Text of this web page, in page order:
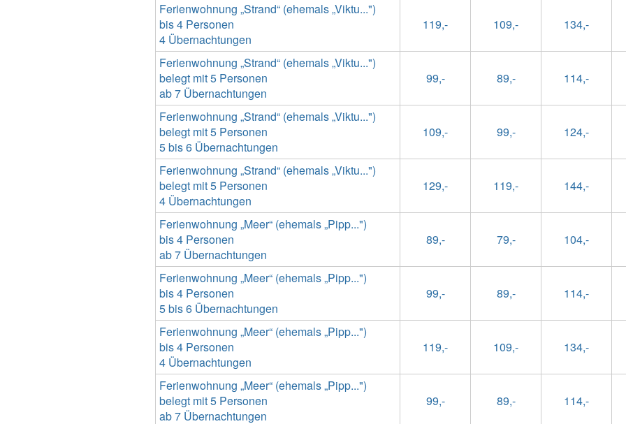
Ferienwohnung „Strand“ (ehemals „Viktu...")
bis 4 Personen
4 Übernachtungen
Ferienwohnung „Strand“ (ehemals „Viktu...")
belegt mit 5 Personen
ab 7 Übernachtungen
Ferienwohnung „Strand“ (ehemals „Viktu...")
belegt mit 5 Personen
5 bis 6 Übernachtungen
Ferienwohnung „Strand“ (ehemals „Viktu...")
belegt mit 5 Personen
4 Übernachtungen
Ferienwohnung „Meer“ (ehemals „Pipp...")
bis 4 Personen
ab 7 Übernachtungen
Ferienwohnung „Meer“ (ehemals „Pipp...")
bis 4 Personen
5 bis 6 Übernachtungen
Ferienwohnung „Meer“ (ehemals „Pipp...")
bis 4 Personen
4 Übernachtungen
Ferienwohnung „Meer“ (ehemals „Pipp...")
belegt mit 5 Personen
ab 7 Übernachtungen
119,- 109,- 134,-
99,- 89,- 114,-
109,- 99,- 124,-
129,- 119,- 144,-
89,- 79,- 104,-
99,- 89,- 114,-
119,- 109,- 134,-
99,- 89,- 114,-